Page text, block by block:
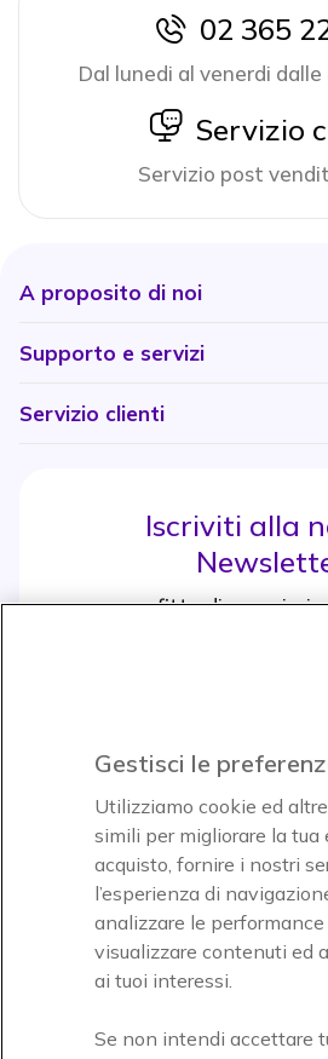
icon
02 365
Dal lunedi al venerdi dalle
icon
Servizio
Servizio post
A proposito di noi
Supporto e servizi
Servizio clienti
Iscriviti alla
e approfitta di maggiori
Icon
Icon
Paga facilmente ed in
Accettiamo
Gestisci le
Utilizziamo cookie ed
simili per migliorare la tua
acquisto, fornire i nostri
l’esperienza di
analizzare le
visualizzare contenuti ed
ai tuoi interessi.
Se non intendi accettare